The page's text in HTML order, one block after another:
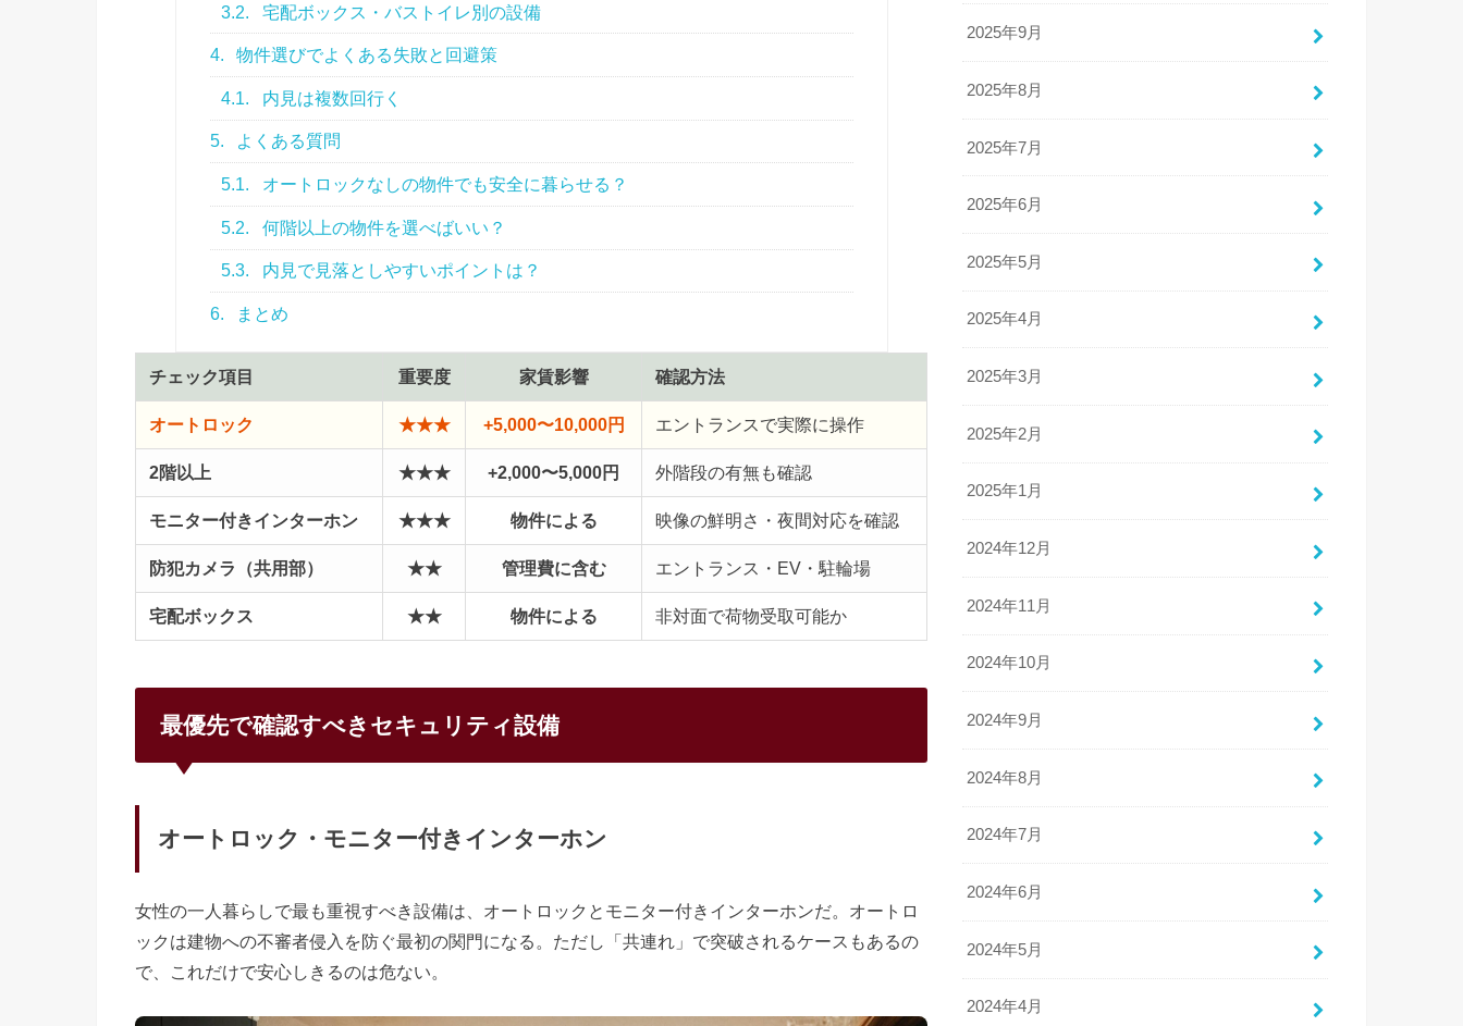
3.2. 宅配ボックス・バストイレ別の設備
4. 物件選びでよくある失敗と回避策
4.1. 内見は複数回行く
5. よくある質問
5.1. オートロックなしの物件でも安全に暮らせる？
5.2. 何階以上の物件を選べばいい？
5.3. 内見で見落としやすいポイントは？
6. まとめ
チェック項目 重要度 家賃影響 確認方法
オートロック ★★★ +5,000〜10,000円 エントランスで実際に操作
2階以上 ★★★ +2,000〜5,000円 外階段の有無も確認
モニター付きインターホン ★★★ 物件による 映像の鮮明さ・夜間対応を確認
防犯カメラ（共用部） ★★ 管理費に含む エントランス・EV・駐輪場
宅配ボックス ★★ 物件による 非対面で荷物受取可能か
最優先で確認すべきセキュリティ設備
オートロック・モニター付きインターホン
女性の一人暮らしで最も重視すべき設備は、オートロックとモニター付きインターホンだ。オートロ
ックは建物への不審者侵入を防ぐ最初の関門になる。ただし「共連れ」で突破されるケースもあるの
で、これだけで安心しきるのは危ない。
2025年9月
2025年8月
2025年7月
2025年6月
2025年5月
2025年4月
2025年3月
2025年2月
2025年1月
2024年12月
2024年11月
2024年10月
2024年9月
2024年8月
2024年7月
2024年6月
2024年5月
2024年4月